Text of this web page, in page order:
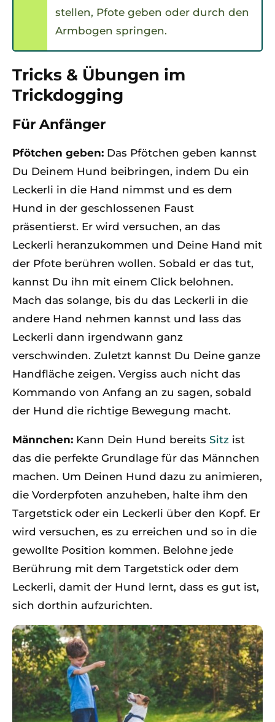
stellen, Pfote geben oder durch den
Armbogen springen.
Tricks & Übungen im
Trickdogging
Für Anfänger
Pfötchen geben: Das Pfötchen geben kannst
Du Deinem Hund beibringen, indem Du ein
Leckerli in die Hand nimmst und es dem
Hund in der geschlossenen Faust
präsentierst. Er wird versuchen, an das
Leckerli heranzukommen und Deine Hand mit
der Pfote berühren wollen. Sobald er das tut,
kannst Du ihn mit einem Click belohnen.
Mach das solange, bis du das Leckerli in die
andere Hand nehmen kannst und lass das
Leckerli dann irgendwann ganz
verschwinden. Zuletzt kannst Du Deine ganze
Handfläche zeigen. Vergiss auch nicht das
Kommando von Anfang an zu sagen, sobald
der Hund die richtige Bewegung macht.
Männchen: Kann Dein Hund bereits Sitz ist
das die perfekte Grundlage für das Männchen
machen. Um Deinen Hund dazu zu animieren,
die Vorderpfoten anzuheben, halte ihm den
Targetstick oder ein Leckerli über den Kopf. Er
wird versuchen, es zu erreichen und so in die
gewollte Position kommen. Belohne jede
Berührung mit dem Targetstick oder dem
Leckerli, damit der Hund lernt, dass es gut ist,
sich dorthin aufzurichten.